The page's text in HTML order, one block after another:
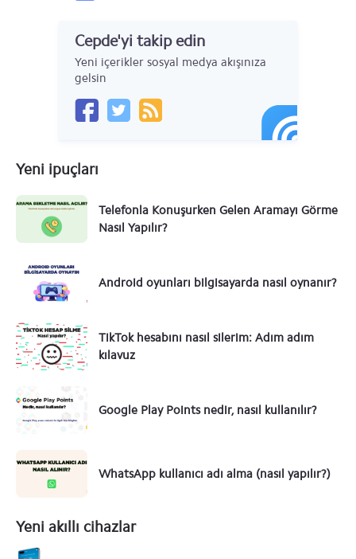
Cepde'yi takip edin
Yeni içerikler sosyal medya akışınıza
gelsin
Yeni ipuçları
Telefonla Konuşurken Gelen Aramayı Görme
Nasıl Yapılır?
Android oyunları bilgisayarda nasıl oynanır?
TikTok hesabını nasıl silerim: Adım adım
kılavuz
Google Play Points nedir, nasıl kullanılır?
WhatsApp kullanıcı adı alma (nasıl yapılır?)
Yeni akıllı cihazlar